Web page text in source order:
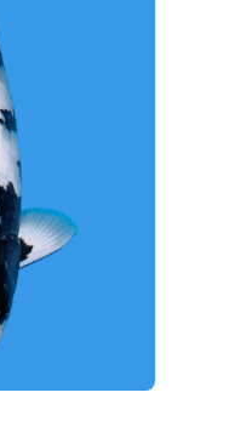
gewählt
werden